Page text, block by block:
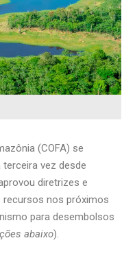
(COFA) se
vez desde
diretrizes e
recursos nos próximos
para desembolsos
abaixo).